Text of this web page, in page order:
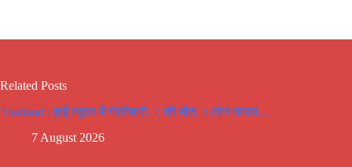
Related Posts
Thailand : हाई स्कूल में गोलीबारी, 7 की मौत, 5 लोग घायल…
7 August 2026